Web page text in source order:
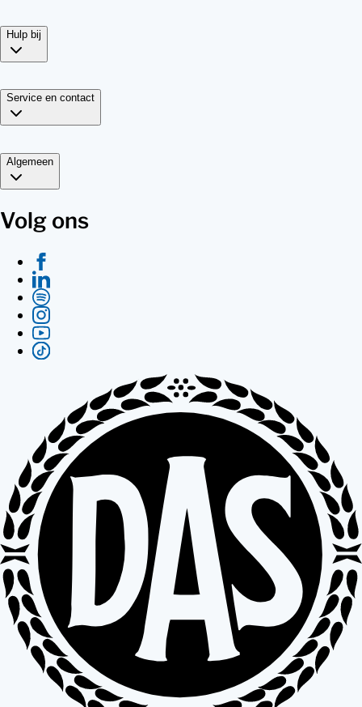
Hulp bij
Service en contact
Algemeen
Volg ons